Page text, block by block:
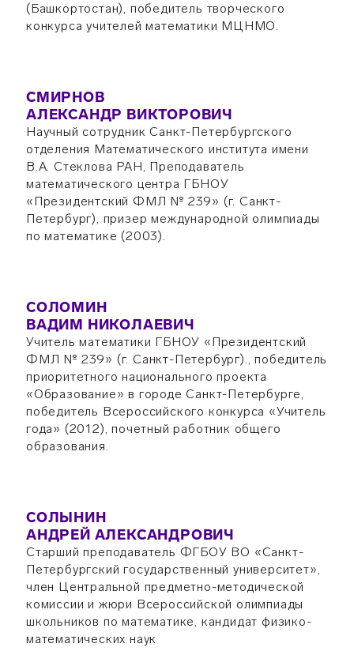
(Башкортостан), победитель творческого
конкурса учителей математики МЦНМО.
СМИРНОВ
АЛЕКСАНДР ВИКТОРОВИЧ
Научный сотрудник Санкт-Петербургского
отделения Математического института имени
В.А. Стеклова РАН, Преподаватель
математического центра ГБНОУ
«Президентский ФМЛ № 239» (г. Санкт-
Петербург), призер международной олимпиады
по математике (2003).
СОЛОМИН
ВАДИМ НИКОЛАЕВИЧ
Учитель математики ГБНОУ «Президентский
ФМЛ № 239» (г. Санкт-Петербург)., победитель
приоритетного национального проекта
«Образование» в городе Санкт-Петербурге,
победитель Всероссийского конкурса «Учитель
года» (2012), почетный работник общего
образования.
СОЛЫНИН
АНДРЕЙ АЛЕКСАНДРОВИЧ
Старший преподаватель ФГБОУ ВО «Санкт-
Петербургский государственный университет»,
член Центральной предметно-методической
комиссии и жюри Всероссийской олимпиады
школьников по математике, кандидат физико-
математических наук